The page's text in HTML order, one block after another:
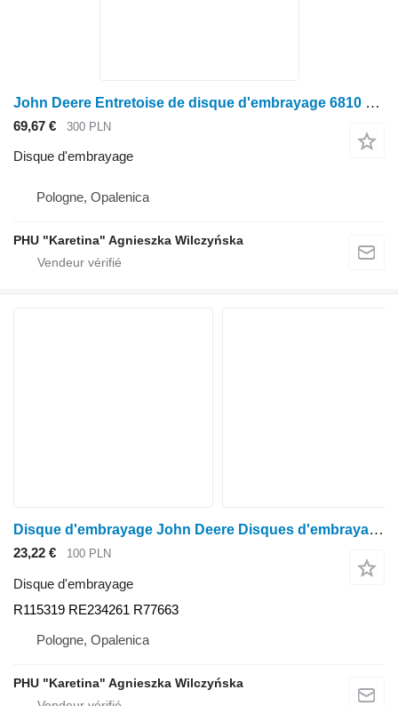
John Deere Entretoise de disque d'embrayage 6810 6910 R96805 pour tracteur à roues John Deere 6810 6910
69,67 € 300 PLN
Disque d'embrayage
Pologne, Opalenica
PHU "Karetina" Agnieszka Wilczyńska
Disque d'embrayage John Deere Disques d'embrayage 4650, 4850 R115319 RE234261 R77663 pour John Deere 4650, 4850
23,22 € 100 PLN
Disque d'embrayage
R115319 RE234261 R77663
Pologne, Opalenica
PHU "Karetina" Agnieszka Wilczyńska